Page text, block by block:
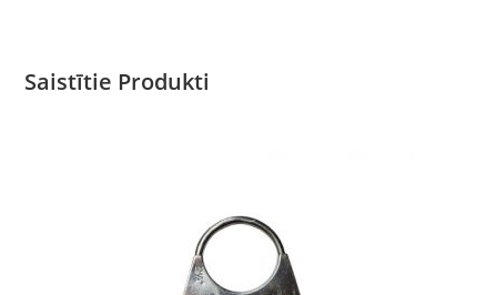
Saistītie Produkti